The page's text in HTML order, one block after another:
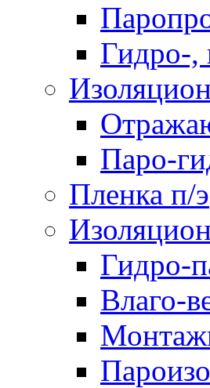
Гидро-,
Паро-
Пленка п/э
Гидро-
Влаго-